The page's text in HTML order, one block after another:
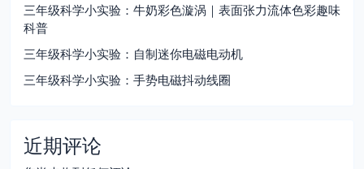
三年级科学小实验：牛奶彩色漩涡｜表面张力流体色彩趣味
科普
三年级科学小实验：自制迷你电磁电动机
三年级科学小实验：手势电磁抖动线圈
近期评论